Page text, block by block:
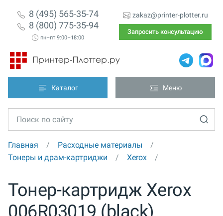
8 (495) 565-35-74
8 (800) 775-35-94
пн–пт 9:00–18:00
zakaz@printer-plotter.ru
Запросить консультацию
Каталог Меню
Главная
Расходные материалы
Тонеры и драм-картриджи
Xerox
Тонер-картридж Xerox
006R03019 (black)